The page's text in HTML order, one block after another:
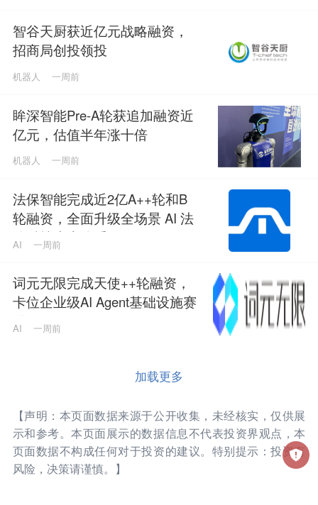
智谷天厨获近亿元战略融资，
招商局创投领投
机器人 一周前
眸深智能Pre-A轮获追加融资近
亿元，估值半年涨十倍
机器人 一周前
法保智能完成近2亿A++轮和B
轮融资，全面升级全场景 AI 法
律科技生态体系
AI 一周前
词元无限完成天使++轮融资，
卡位企业级AI Agent基础设施赛
道
AI 一周前
加载更多
【声明：本页面数据来源于公开收集，未经核实，仅供展
示和参考。本页面展示的数据信息不代表投资界观点，本
页面数据不构成任何对于投资的建议。特别提示：投资有
风险，决策请谨慎。】